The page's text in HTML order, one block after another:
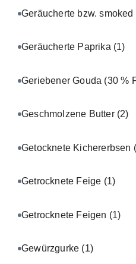
Geräucherte bzw. smoked
Geräucherte Paprika (1)
Geriebener Gouda (30 %
Geschmolzene Butter (2)
Getocknete Kichererbsen
Getrocknete Feige (1)
Getrocknete Feigen (1)
Gewürzgurke (1)